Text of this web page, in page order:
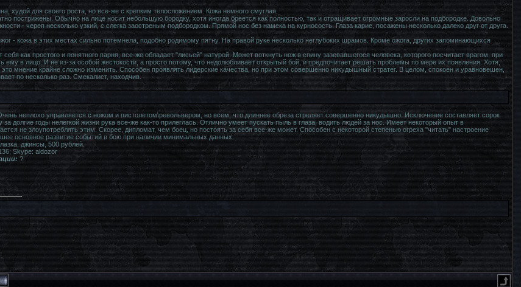
худой для своего роста, но все-же с крепким телосложением. Кожа немного смуглая.
пострижены. Обычно на лице носит небольшую бородку, хотя иногда бреется как полностью, так и отращивает огромные заросли на подбородке. Довольно
- череп несколько узкий, с слегка заостреным подбородком. Прямой нос без намека на курносость. Глаза карие, посажены несколько далеко друг от друга.
- кожа в этих местах сильно потемнела, подобно родимому пятну. На правой руке несколько неглубоких шрамов. Кроме ожога, других запоминающихся
как простого и понятного парня, все-же обладает "лисьей" натурой. Может воткнуть нож в спину зазевавшегося человека, которого посчитает врагом, при
ему в лицо. И не из-за особой жестокости, а просто потому, что недолюбливает открытый бой, и предпочитает решать проблемы по мере их появления. Хотя,
это мнение крайне сложно изменить. Способен проявлять лидерские качества, но при этом совершенно никудышный стратег. В целом, спокоен и уравновешен,
по несколько раз. Смекалист, находчив.
неплохо управляется с ножом и пистолетом\револьвером, но всем, что длиннее обреза стреляет совершенно никудышно. Исключение составляет сорок
долгие годы нелегкой жизни рука все-же как-то прилеглась. Отлично умеет пускать пыль в глаза, водить людей за нос. Имеет некоторый опыт в
не злоупотреблять этим. Скорее, дипломат, чем боец, но постоять за себя все-же может. Способен с некоторой степенью огреха "читать" настроение
основное развитие событий в бою при наличии минимальных данных.
джинсы, 500 рублей.
Skype: aldozor
?